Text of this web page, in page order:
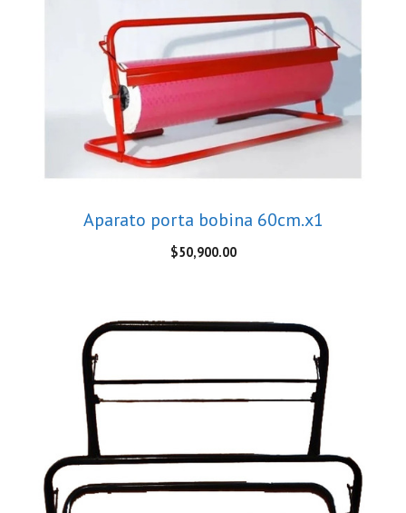
Aparato porta bobina 60cm.x1
$50,900.00